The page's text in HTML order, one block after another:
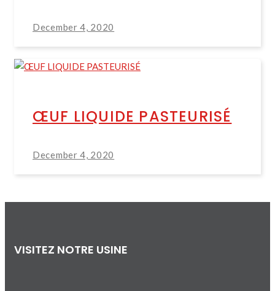
December 4, 2020
ŒUF LIQUIDE PASTEURISÉ
December 4, 2020
VISITEZ NOTRE USINE